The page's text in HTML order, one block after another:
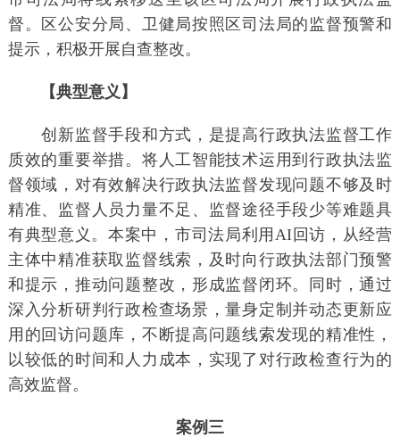
督。区公安分局、卫健局按照区司法局的监督预警和
提示，积极开展自查整改。
【典型意义】
创新监督手段和方式，是提高行政执法监督工作
质效的重要举措。将人工智能技术运用到行政执法监
督领域，对有效解决行政执法监督发现问题不够及时
精准、监督人员力量不足、监督途径手段少等难题具
有典型意义。本案中，市司法局利用AI回访，从经营
主体中精准获取监督线索，及时向行政执法部门预警
和提示，推动问题整改，形成监督闭环。同时，通过
深入分析研判行政检查场景，量身定制并动态更新应
用的回访问题库，不断提高问题线索发现的精准性，
以较低的时间和人力成本，实现了对行政检查行为的
高效监督。
案例三